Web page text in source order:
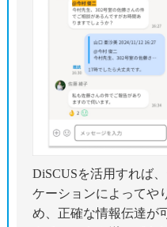
DiSCUSを活用すれば
ケーションによってや
め、正確な情報伝達が